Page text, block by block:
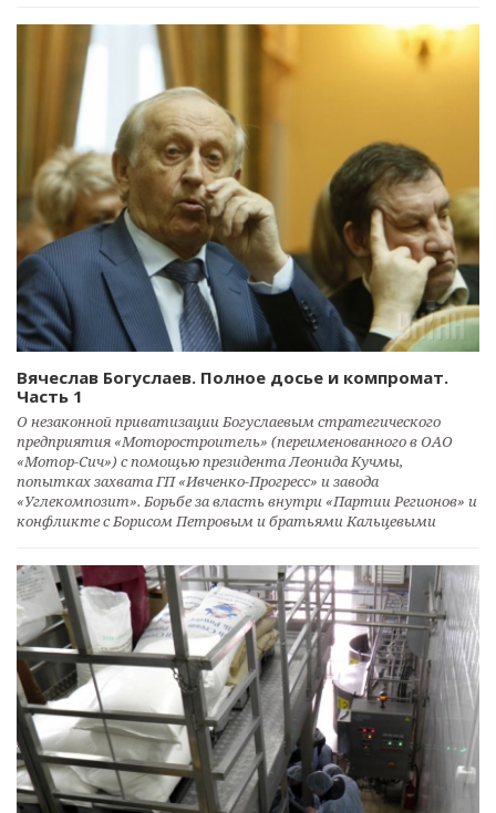
Вячеслав Богуслаев. Полное досье и компромат.
Часть 1
О незаконной приватизации Богуслаевым стратегического
предприятия «Моторостроитель» (переименованного в ОАО
«Мотор-Сич») с помощью президента Леонида Кучмы,
попытках захвата ГП «Ивченко-Прогресс» и завода
«Углекомпозит». Борьбе за власть внутри «Партии Регионов» и
конфликте с Борисом Петровым и братьями Кальцевыми